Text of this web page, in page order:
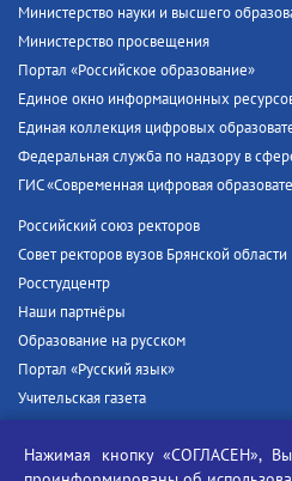
Министерство науки и высшего
Министерство просвещения
Портал «Российское образование»
Единое окно информационных
Единая коллекция цифровых
Федеральная служба по надзору в
ГИС «Современная цифровая
Российский союз ректоров
Совет ректоров вузов Брянской области
Росстудцентр
Наши партнёры
Образование на русском
Портал «Русский язык»
Учительская газета
Единый портал государственных услуг
Нажимая кнопку «СОГЛАСЕН»,